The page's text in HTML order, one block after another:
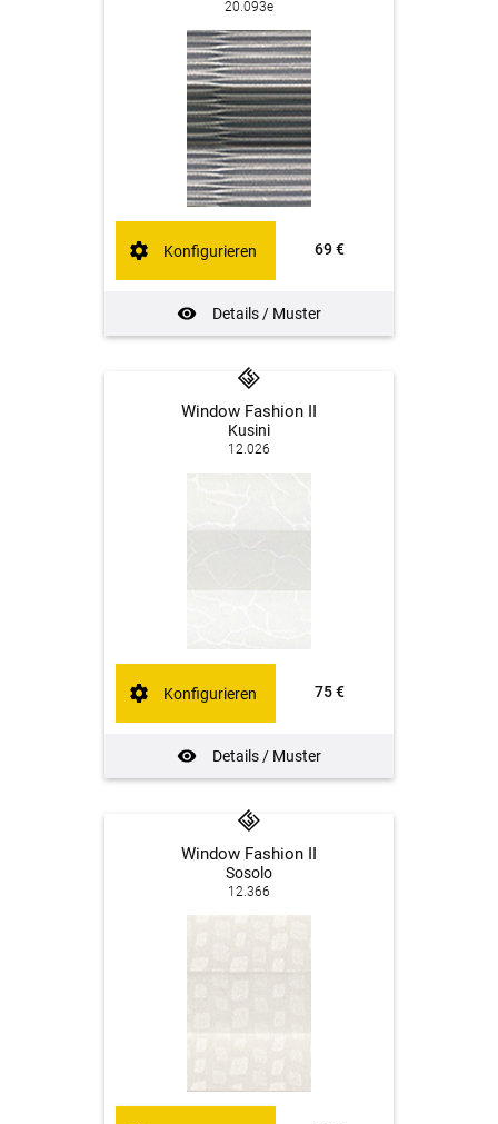
20.093e
69 €
Details / Muster
Konfigurieren
Window Fashion II
Kusini
12.026
75 €
Details / Muster
Konfigurieren
Window Fashion II
Sosolo
12.366